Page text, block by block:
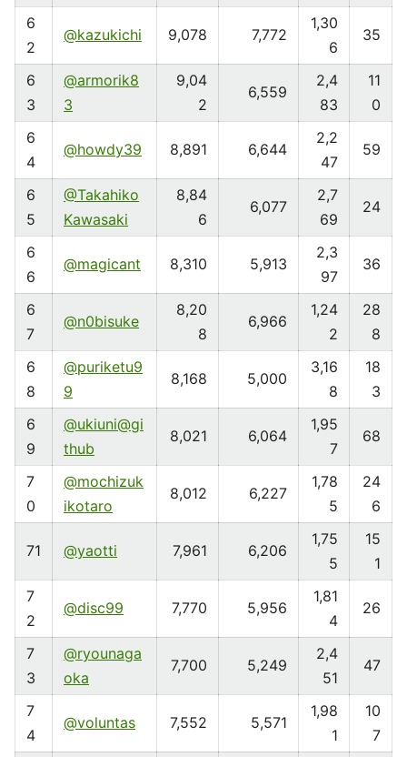
6
2
@kazukichi 9,078 7,772
1,30
6
35
6
3
@armorik8
3
9,04
2
6,559
2,4
83
11
0
6
4
@howdy39 8,891 6,644
2,2
47
59
6
5
@Takahiko
Kawasaki
8,84
6
6,077
2,7
69
24
6
6
@magicant 8,310 5,913
2,3
97
36
6
7
@n0bisuke
8,20
8
6,966
1,24
2
28
8
6
8
@puriketu9
9
8,168 5,000
3,16
8
18
3
6
9
@ukiuni@gi
thub
8,021 6,064
1,95
7
68
7
0
@mochizuk
ikotaro
8,012 6,227
1,78
5
24
6
71 @yaotti 7,961 6,206
1,75
5
15
1
7
2
@disc99 7,770 5,956
1,81
4
26
7
3
@ryounaga
oka
7,700 5,249
2,4
51
47
7
4
@voluntas 7,552 5,571
1,98
1
10
7